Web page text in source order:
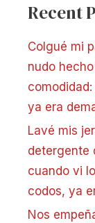
Recent
Colgué mi
nudo
ya era
Lavé mis
detergente
cuando vi
codos, ya
Nos